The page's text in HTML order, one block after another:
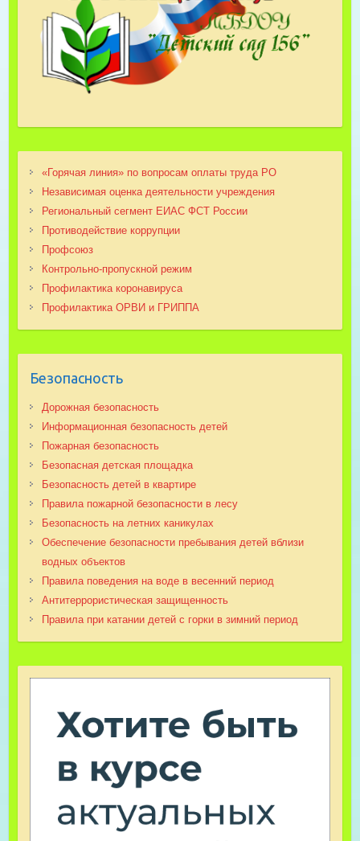
«Горячая линия» по вопросам оплаты труда РО
Независимая оценка деятельности учреждения
Региональный сегмент ЕИАС ФСТ России
Противодействие коррупции
Профсоюз
Контрольно-пропускной режим
Профилактика коронавируса
Профилактика ОРВИ и ГРИППА
Безопасность
Дорожная безопасность
Информационная безопасность детей
Пожарная безопасность
Безопасная детская площадка
Безопасность детей в квартире
Правила пожарной безопасности в лесу
Безопасность на летних каникулах
Обеспечение безопасности пребывания детей вблизи
водных объектов
Правила поведения на воде в весенний период
Антитеррористическая защищенность
Правила при катании детей с горки в зимний период